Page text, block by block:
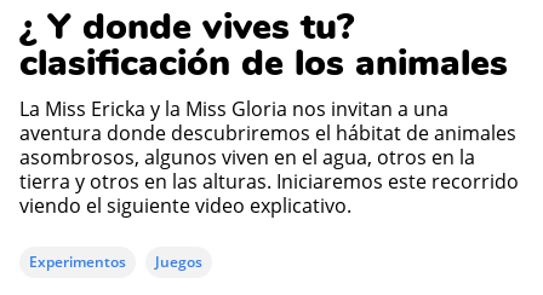
¿ Y donde vives tu?
clasificación de los animales
La Miss Ericka y la Miss Gloria nos invitan a una
aventura donde descubriremos el hábitat de animales
asombrosos, algunos viven en el agua, otros en la
tierra y otros en las alturas. Iniciaremos este recorrido
viendo el siguiente video explicativo.
Experimentos Juegos